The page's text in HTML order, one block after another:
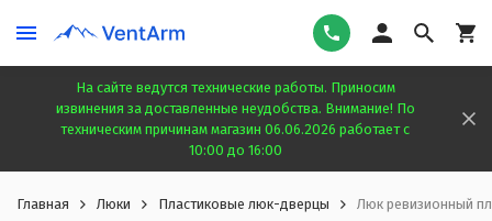
На сайте ведутся технические работы. Приносим
извинения за доставленные неудобства. Внимание! По
техническим причинам магазин 06.06.2026 работает с
10:00 до 16:00
Главная Люки Пластиковые люк-дверцы Люк ревизионный